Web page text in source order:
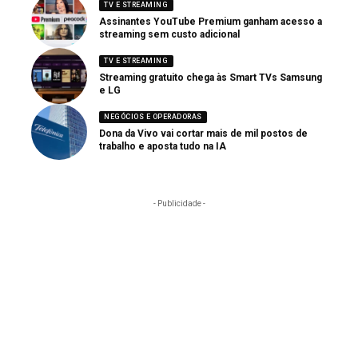
TV E STREAMING
Assinantes YouTube Premium ganham acesso a
streaming sem custo adicional
TV E STREAMING
Streaming gratuito chega às Smart TVs Samsung
e LG
NEGÓCIOS E OPERADORAS
Dona da Vivo vai cortar mais de mil postos de
trabalho e aposta tudo na IA
- Publicidade -